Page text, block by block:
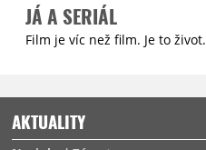
JÁ A SERIÁL
Film je víc než film. Je to život.
AKTUALITY